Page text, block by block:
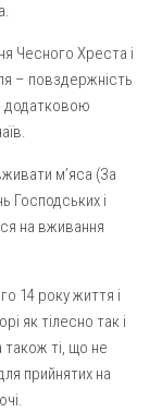
Чесного Хреста і
– повздержність
додатковою
м’яса (За
Господських і
на вживання
14 року життя і
як тілесно так і
також ті, що не
прийнятих на